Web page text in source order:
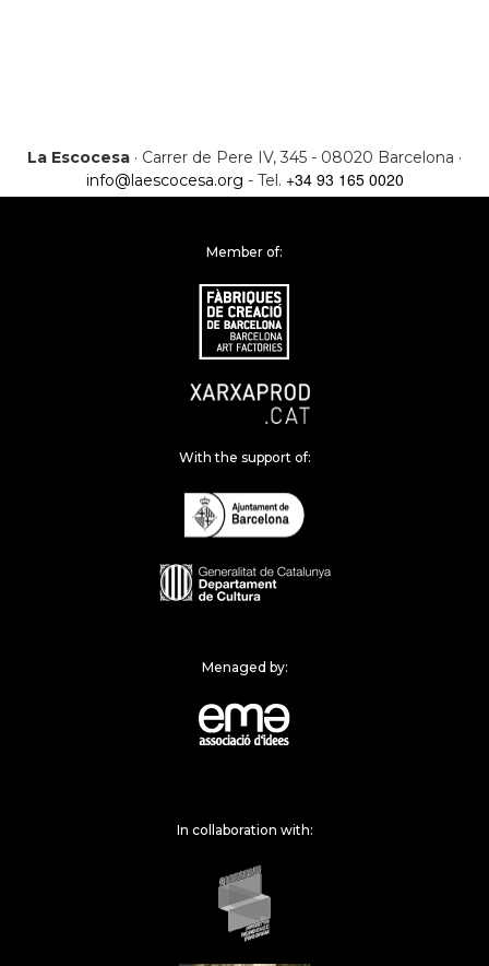
La Escocesa · Carrer de Pere IV, 345 - 08020 Barcelona ·
info@laescocesa.org - Tel. +34 93 165 0020
Member of:
With the support of:
Menaged by:
In collaboration with: